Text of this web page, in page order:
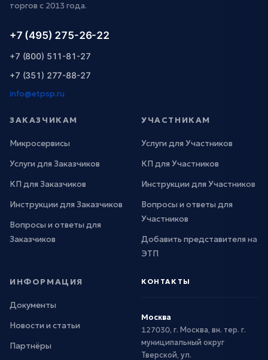
торгов с 2013 года.
+7 (495) 275-26-22
+7 (800) 511-81-27
+7 (351) 277-88-27
info@etpsp.ru
ЗАКАЗЧИКАМ
Микросервисы
Услуги для Заказчиков
КП для Заказчиков
Инструкции для Заказчиков
Вопросы и ответы для
Заказчиков
УЧАСТНИКАМ
Услуги для Участников
КП для Участников
Инструкции для Участников
Вопросы и ответы для
Участников
Добавить представителя на
ЭТП
ИНФОРМАЦИЯ
Документы
Новости и статьи
Партнёры
КОНТАКТЫ
Москва
127030, г. Москва, вн. тер. г.
муниципальный округ
Тверской, ул.